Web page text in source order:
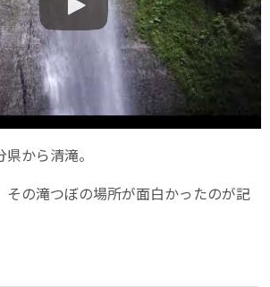
から清滝。
その滝つぼの場所が面白かったのが記